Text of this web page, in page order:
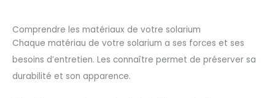
Comprendre les matériaux de votre solarium
Chaque matériau de votre solarium a ses forces et ses
besoins d’entretien. Les connaître permet de préserver sa
durabilité et son apparence.